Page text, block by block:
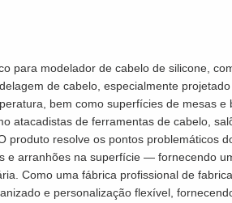
para modelador de cabelo de silicone,
de cabelo, especialmente
bem como superfícies de mesas
atacadistas de ferramentas de cabelo,
produto resolve os pontos problemáticos
e arranhões na superfície — fornecendo
Como uma fábrica profissional de
e personalização flexível,